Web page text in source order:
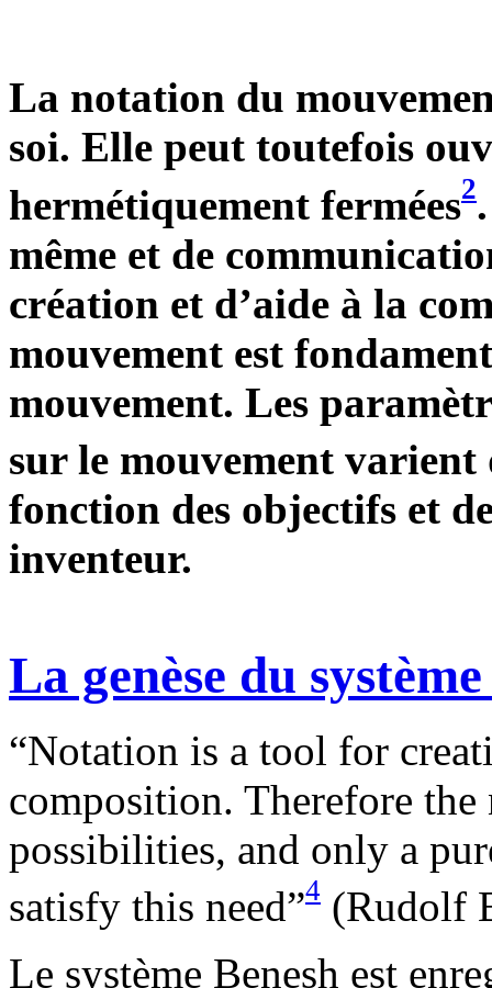
La notation du
soi. Elle peut toutefois
hermétiquement fermées2
même et de
création et d’aide à la
mouvement est
mouvement. Les
sur le mouvement varient
fonction des objectifs et
inventeur.
La genèse du
“Notation is a tool for
composition. Therefore
possibilities, and only a
satisfy this need”4 (Rudolf
Le système Benesh est